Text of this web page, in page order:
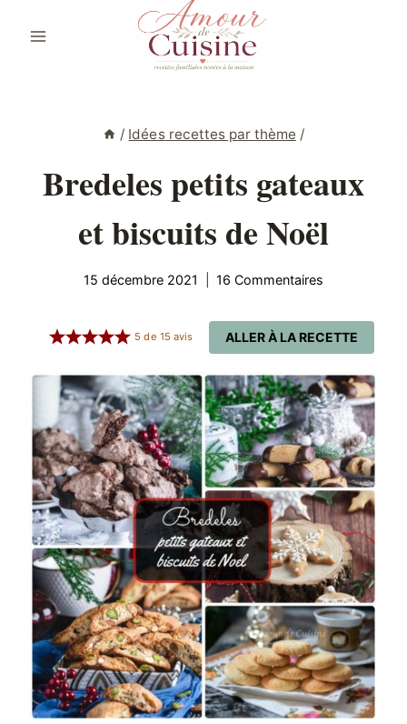
/ Idées recettes par thème /
Bredeles petits gateaux
et biscuits de Noël
15 décembre 2021 16 Commentaires
ALLER À LA RECETTE
5 de 15 avis